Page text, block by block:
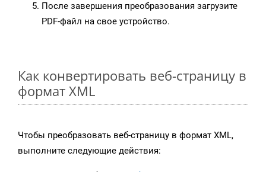
После завершения преобразования загрузите
PDF-файл на свое устройство.
Как конвертировать веб-страницу в
формат XML
Чтобы преобразовать веб-страницу в формат XML,
выполните следующие действия: